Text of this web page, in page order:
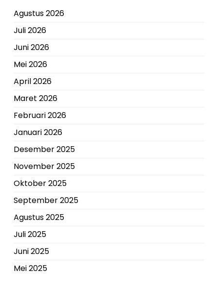
Agustus 2026
Juli 2026
Juni 2026
Mei 2026
April 2026
Maret 2026
Februari 2026
Januari 2026
Desember 2025
November 2025
Oktober 2025
September 2025
Agustus 2025
Juli 2025
Juni 2025
Mei 2025